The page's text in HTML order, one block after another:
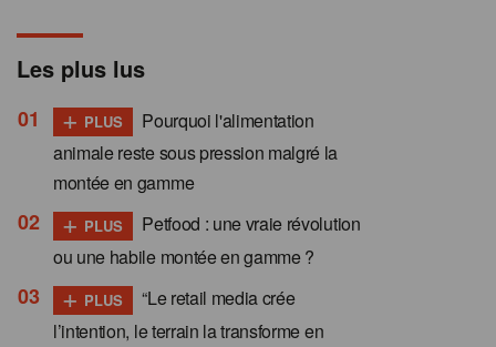
Les plus lus
+ PLUS
Pourquoi l'alimentation
animale reste sous pression malgré la
montée en gamme
+ PLUS
Petfood : une vraie révolution
ou une habile montée en gamme ?
+ PLUS
“Le retail media crée
l’intention, le terrain la transforme en